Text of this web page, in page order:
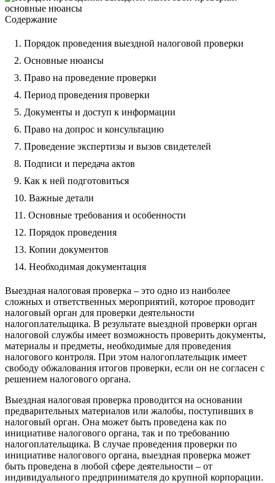
Содержание
Порядок проведения выездной налоговой проверки
Основные нюансы
Право на проведение проверки
Период проведения проверки
Документы и доступ к информации
Право на допрос и консультацию
Проведение экспертизы и вызов свидетелей
Подписи и передача актов
Как к ней подготовиться
Важные детали
Основные требования и особенности
Порядок проведения
Копии документов
Необходимая документация
Выездная налоговая проверка – это одно из наиболее
сложных и ответственных мероприятий, которое проводит
налоговый орган для проверки деятельности
налогоплательщика. В результате выездной проверки орган
налоговой службы имеет возможность проверить документы,
материалы и предметы, необходимые для проведения
налогового контроля. При этом налогоплательщик имеет
свободу обжалования итогов проверки, если он не согласен с
решением налогового органа.
Выездная налоговая проверка проводится на основании
предварительных материалов или жалобы, поступивших в
налоговый орган. Она может быть проведена как по
инициативе налогового органа, так и по требованию
налогоплательщика. В случае проведения проверки по
инициативе налогового органа, выездная проверка может
быть проведена в любой сфере деятельности – от
индивидуального предпринимателя до крупной корпорации.